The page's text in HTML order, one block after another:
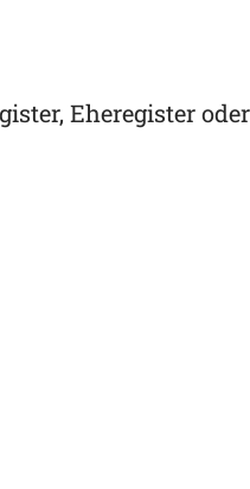
Eheregister oder